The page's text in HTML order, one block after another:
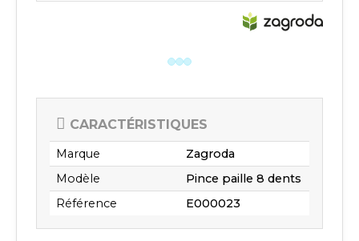
CARACTÉRISTIQUES
Marque
Zagroda
Modèle
Pince paille 8 dents
Référence
E000023